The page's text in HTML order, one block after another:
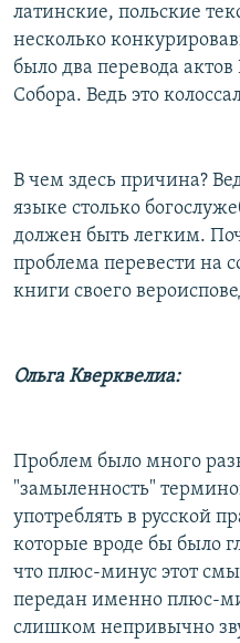
латинские, польские
несколько
было два перевода
Собора. Ведь это
В чем здесь причина?
языке столько
должен быть легким.
проблема перевести на
книги своего
Ольга Кверквелиа:
Проблем было много
"замыленность"
употреблять в русской
которые вроде бы было
что плюс-минус этот
передан именно плюс-
слишком непривычно